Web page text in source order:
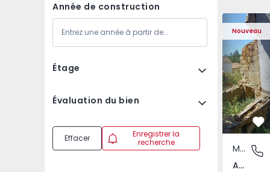
Année de construction
Étage
Évaluation du bien
Effacer
Enregistrer la
recherche
150
165
88
1
Nouveau
Maison T2 com
Maison
Abrunhosa do Mato, Mangualde